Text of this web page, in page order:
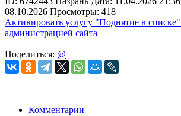
08.10.2026 Просмотры: 418
Активировать услугу "Поднятие в списке"
администрацией сайта
Поделиться: @
Комментарии